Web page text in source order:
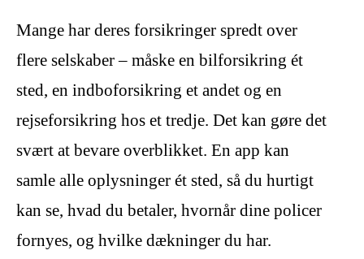
Mange har deres forsikringer spredt over
flere selskaber – måske en bilforsikring ét
sted, en indboforsikring et andet og en
rejseforsikring hos et tredje. Det kan gøre det
svært at bevare overblikket. En app kan
samle alle oplysninger ét sted, så du hurtigt
kan se, hvad du betaler, hvornår dine policer
fornyes, og hvilke dækninger du har.